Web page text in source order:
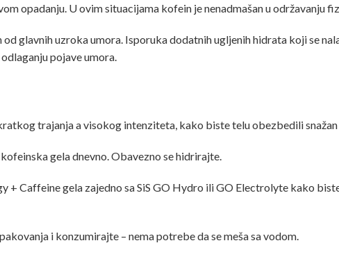
opadanju. U ovim situacijama kofein je nenadmašan u održavanju
glavnih uzroka umora. Isporuka dodatnih ugljenih hidrata koji se
pojave umora.
trajanja a visokog intenziteta, kako biste telu obezbedili snažan
gela dnevno. Obavezno se hidrirajte.
+ Caffeine gela zajedno sa SiS GO Hydro ili GO Electrolyte kako
i konzumirajte – nema potrebe da se meša sa vodom.